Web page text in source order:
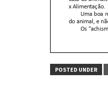
POSTED UNDER